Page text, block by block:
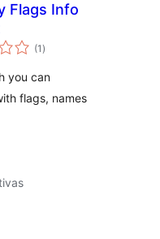
Flags Info
(1 total
de
)
you can
flags, names